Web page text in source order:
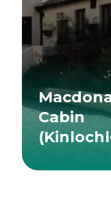
Cabin